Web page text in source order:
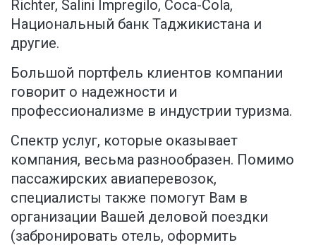
Richter, Salini Impregilo, Coca-Cola,
Национальный банк Таджикистана и
другие.
Большой портфель клиентов компании
говорит о надежности и
профессионализме в индустрии туризма.
Спектр услуг, которые оказывает
компания, весьма разнообразен. Помимо
пассажирских авиаперевозок,
специалисты также помогут Вам в
организации Вашей деловой поездки
(забронировать отель, оформить